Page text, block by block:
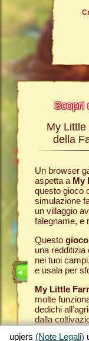
Scopri
Nelle
nostro
sui
My
della
Un browser
aspetta a My
questo gioco
simulazione
un villaggio
falegname, e
Questo
una redditizia
nei tuoi
e usala per
My Little
molte
dedichi
dalla
upjers (Note Legali)